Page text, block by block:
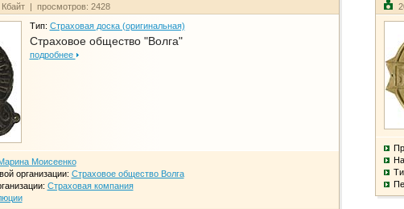
| просмотров: 2428
Тип: Страховая доска (оригинальная)
Страховое общество "Волга"
подробнее
Моисеенко
организации: Страховое общество Волга
Страховая компания